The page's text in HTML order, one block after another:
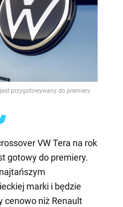
przygotowywany do premiery.
VW Tera na rok
gotowy do premiery.
marki i będzie
cenowo niż Renault